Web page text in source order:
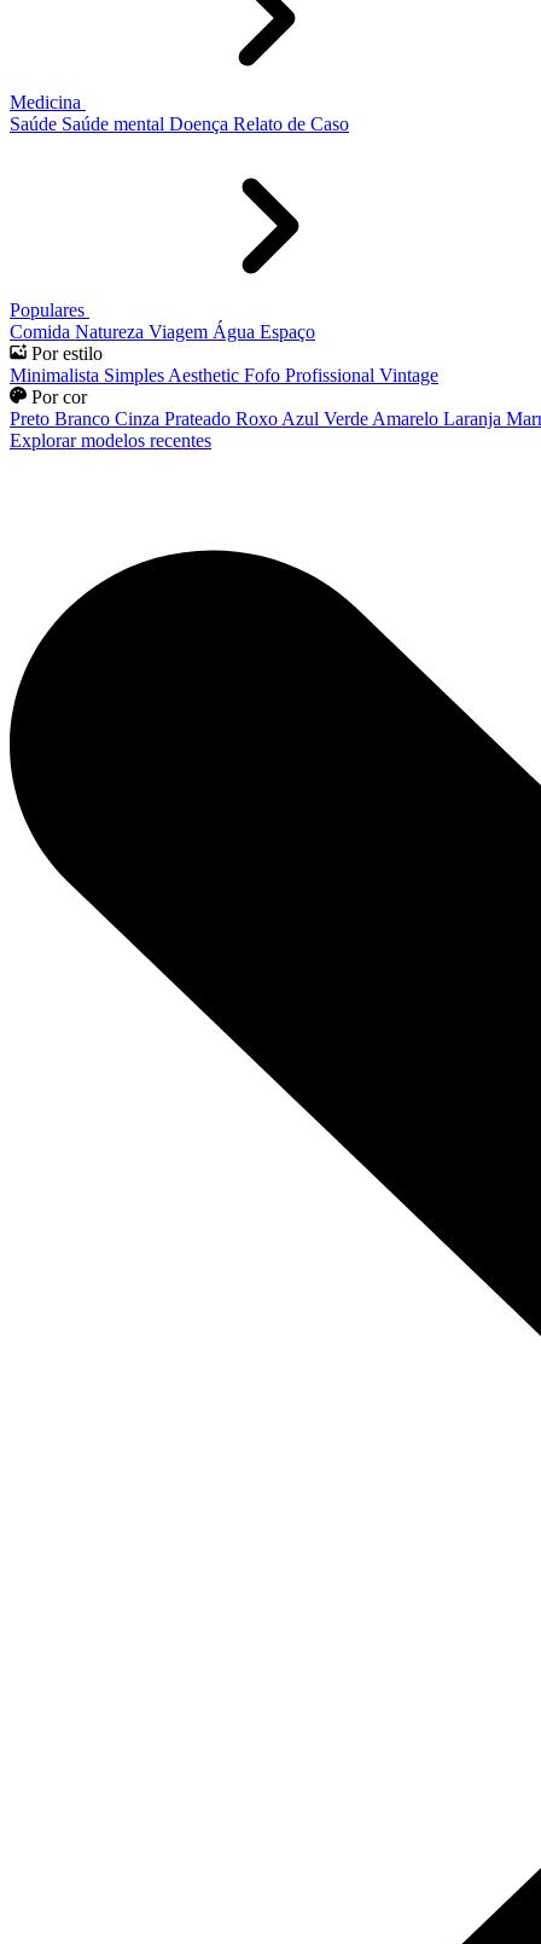
Medicina
Saúde Saúde mental Doença Relato de Caso
Populares
Comida Natureza Viagem Água Espaço
Por estilo
Minimalista Simples Aesthetic Fofo Profissional Vintage
Por cor
Preto Branco Cinza Prateado Roxo Azul Verde Amarelo Laranja
Explorar modelos recentes